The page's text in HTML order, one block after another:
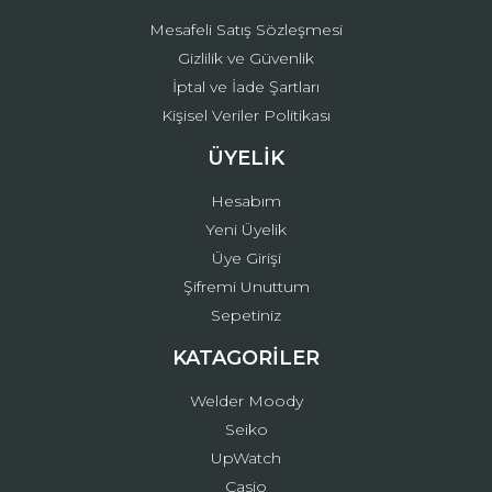
Mesafeli Satış Sözleşmesi
Gizlilik ve Güvenlik
İptal ve İade Şartları
Kişisel Veriler Politikası
ÜYELİK
Hesabım
Yeni Üyelik
Üye Girişi
Şifremi Unuttum
Sepetiniz
KATAGORİLER
Welder Moody
Seiko
UpWatch
Casio